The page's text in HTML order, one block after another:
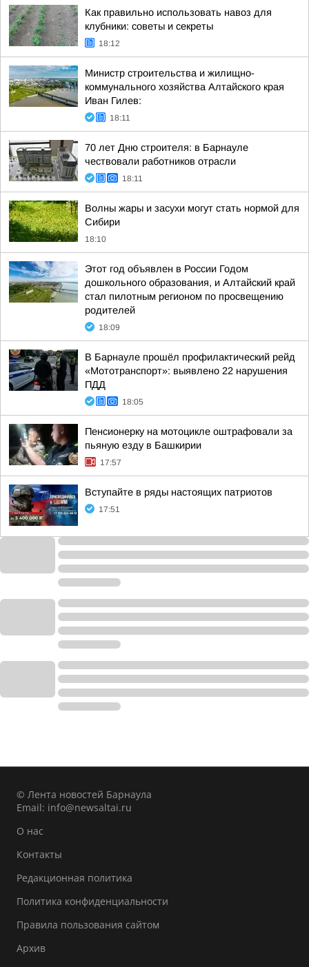
Как правильно использовать навоз для
клубники: советы и секреты
18:12
Министр строительства и жилищно-
коммунального хозяйства Алтайского края
Иван Гилев:
18:11
70 лет Дню строителя: в Барнауле
чествовали работников отрасли
18:11
Волны жары и засухи могут стать нормой для
Сибири
18:10
Этот год объявлен в России Годом
дошкольного образования, и Алтайский край
стал пилотным регионом по просвещению
родителей
18:09
В Барнауле прошёл профилактический рейд
«Мототранспорт»: выявлено 22 нарушения
ПДД
18:05
Пенсионерку на мотоцикле оштрафовали за
пьяную езду в Башкирии
17:57
Вступайте в ряды настоящих патриотов
17:51
© Лента новостей Барнаула
Email: info@newsaltai.ru
О нас
Контакты
Редакционная политика
Политика конфиденциальности
Правила пользования сайтом
Архив